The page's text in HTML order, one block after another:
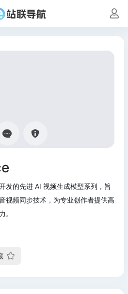
发的先进 AI 视频生成模型系列，旨
视频同步技术，为专业创作者提供高
。